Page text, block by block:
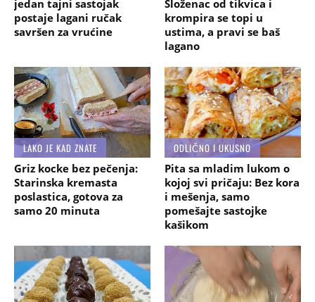
jedan tajni sastojak
postaje lagani ručak
savršen za vrućine
Složenac od tikvica i
krompira se topi u
ustima, a pravi se baš
lagano
LAKO JE KAD ZNATE
Griz kocke bez pečenja:
Starinska kremasta
poslastica, gotova za
samo 20 minuta
ODLIČNO I UKUSNO
Pita sa mladim lukom o
kojoj svi pričaju: Bez kora
i mešenja, samo
pomešajte sastojke
kašikom